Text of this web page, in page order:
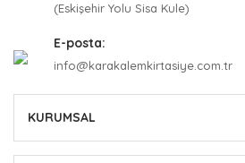
(Eskişehir Yolu Sisa Kule)
E-posta:
info@karakalemkirtasiye.com.tr
KURUMSAL